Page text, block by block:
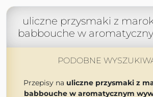
uliczne przysmaki z
babbouche w
PODOBNE
Przepisy na uliczne przysmaki z
babbouche w aromatycznym